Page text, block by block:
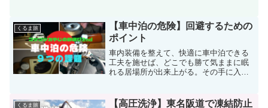
深層水や山からの冷たい湧水という大自
然の恵みを感じられる名水スポットで
す。今回は、時間都合で、箱根清水だけ
となった。
くるま旅
【車中泊の危険】回避するための
ポイント
車内装備を整えて、快適に車中泊できる
工夫を施せば、どこでも勝て気ままに眠
れる居場所が出来上がる。その手に入れ
る所で駐車するという行為自体の特性ゆ
くるま旅
【高圧洗浄】東名阪道で凍結防止